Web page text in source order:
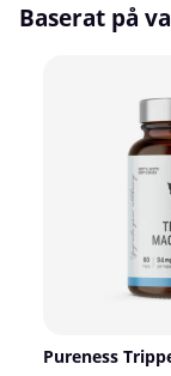
Baserat på